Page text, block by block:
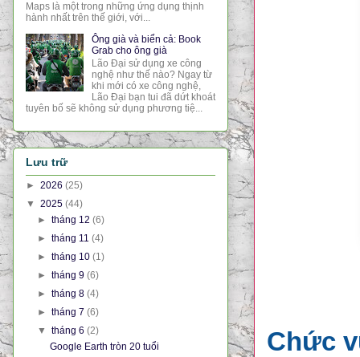
Chức
Maps là một trong những ứng dụng thịnh
hành nhất trên thế giới, với...
Ông già và biển cả: Book
Grab cho ông già
Lão Đại sử dụng xe công
nghệ như thế nào? Ngay từ
khi mới có xe công nghệ,
Lão Đại bạn tui đã dứt khoát
tuyên bố sẽ không sử dụng phương tiệ...
Lưu trữ
► 2026 (25)
▼ 2025 (44)
►tháng 12(6)
►tháng 11(4)
►tháng 10(1)
►tháng 9(6)
►tháng 8(4)
►tháng 7(6)
▼tháng 6(2)
Google Earth tròn 20 tuổi